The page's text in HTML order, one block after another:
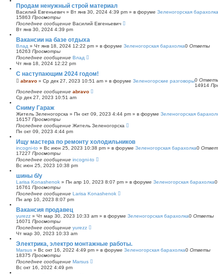
Продам ненужный строй материал
Василий Евгеньевич » Вт янв 30, 2024 4:39 pm » в форуме Зеленогорская барахолка
15863 Просмотры
Последнее сообщение Василий Евгеньевич
Вт янв 30, 2024 4:39 pm
Вакансии на базе отдыха
Влад » Чт янв 18, 2024 12:22 pm » в форуме Зеленогорская барахолка0 Ответы
16263 Просмотры
Последнее сообщение Влад
Чт янв 18, 2024 12:22 pm
С наступающим 2024 годом!
abravo » Ср дек 27, 2023 10:51 am » в форуме Зеленогорские разговоры0
14914
Последнее сообщение abravo
Ср дек 27, 2023 10:51 am
Сниму Гараж
Житель Зеленогорска » Пн окт 09, 2023 4:44 pm » в форуме Зеленогорская
16157 Просмотры
Последнее сообщение Житель Зеленогорска
Пн окт 09, 2023 4:44 pm
Ищу мастера по ремонту холодильников
incogni-to » Вс июн 25, 2023 10:38 pm » в форуме Зеленогорская барахолка0
17227 Просмотры
Последнее сообщение incogni-to
Вс июн 25, 2023 10:38 pm
шины б/у
Larisa Konashenok » Пн апр 10, 2023 8:07 pm » в форуме Зеленогорская барахолка
16761 Просмотры
Последнее сообщение Larisa Konashenok
Пн апр 10, 2023 8:07 pm
Вакансия продавец
yurezz » Чт мар 30, 2023 10:33 am » в форуме Зеленогорская барахолка0 Ответы
16071 Просмотры
Последнее сообщение yurezz
Чт мар 30, 2023 10:33 am
Электрика, электро монтажные работы.
Marsus » Вс окт 16, 2022 4:49 pm » в форуме Зеленогорская барахолка0 Ответы
18375 Просмотры
Последнее сообщение Marsus
Вс окт 16, 2022 4:49 pm